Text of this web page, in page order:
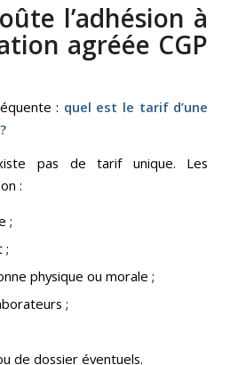
l’adhésion à
agréée CGP
: quel est le tarif d’une
pas de tarif unique. Les
:
;
;
physique ou morale ;
;
de dossier éventuels.